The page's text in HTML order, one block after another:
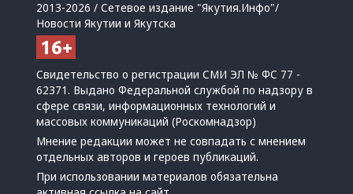
2013-2026 / Сетевое издание "Якутия.Инфо"/
Новости Якутии и Якутска
Свидетельство о регистрации СМИ ЭЛ № ФС 77 -
62371. Выдано Федеральной службой по надзору в
сфере связи, информационных технологий и
массовых коммуникаций (Роскомнадзор)
Мнение редакции может не совпадать с мнением
отдельных авторов и героев публикаций.
При использовании материалов обязательна